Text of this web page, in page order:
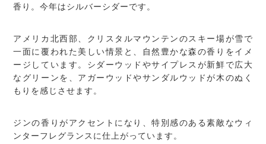
香り。今年はシルバーシダーです。
アメリカ北西部、クリスタルマウンテンのスキー場が雪で
一面に覆われた美しい情景と、自然豊かな森の香りをイメ
ージしています。シダーウッドやサイプレスが新鮮で広大
なグリーンを、アガーウッドやサンダルウッドが木のぬく
もりを感じさせます。
ジンの香りがアクセントになり、特別感のある素敵なウィ
ンターフレグランスに仕上がっています。